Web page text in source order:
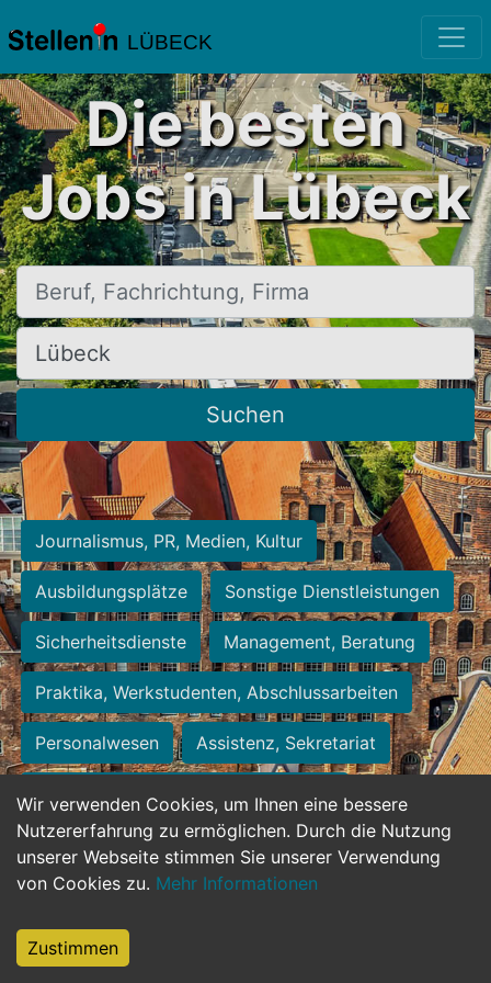
LÜBECK
Wir verwenden Cookies, um Ihnen eine bessere
Nutzererfahrung zu ermöglichen. Durch die Nutzung
unserer Webseite stimmen Sie unserer Verwendung
von Cookies zu. Mehr Informationen
Zustimmen
Die besten
Jobs in Lübeck
Beruf, Fachrichtung, Firma
Ort, Stadt
Suchen
Journalismus, PR, Medien, Kultur
Ausbildungsplätze Sonstige Dienstleistungen
Sicherheitsdienste Management, Beratung
Praktika, Werkstudenten, Abschlussarbeiten
Personalwesen Assistenz, Sekretariat
Hilfskräfte, Aushilfs- und Nebenjobs
Einkauf, Logistik, Materialwirtschaft
Weiterbildung, Studium, duale Ausbildung
Tourismus